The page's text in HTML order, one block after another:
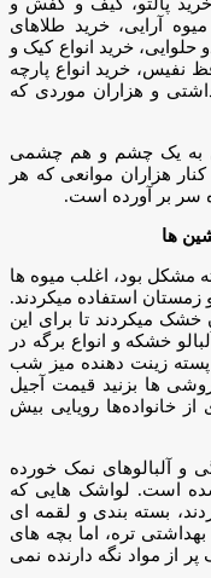
آرایی، خرید طلاهای
حلوایی، خرید انواع کیک و
خرید انواع پارچه
و هزاران موردی که
به یک چشم و هم چشمی
هزاران موانعی که هر
سر بر آورده است.
ها
مشکل بود، اغلب میوه ها
استفاده میکردند.
خشک میکردند تا برای این
خشکه و انواع برگه در
پسته زینت دهنده میز شب
ها بزنید قیمت آجیل
خانواده‌ها رویایی بیش
و آلبالوهای نمک خورده
است. لواشک هایی که
بسته بندی و لقمه ای
تره، اما بچه های
از مواد نگه دارنده نمی